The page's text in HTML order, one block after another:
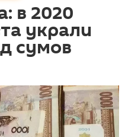
в 2020
украли
сумов